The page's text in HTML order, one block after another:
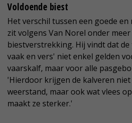
Voldoende biest
Het verschil tussen een goede
zit volgens Van Norel onder meer
biestverstrekking. Hij vindt dat
vaak en vers' niet enkel gelden
vaarskalf, maar voor alle
'Hierdoor krijgen de kalveren
weerstand, maar ook wat vlees
maakt ze sterker.'